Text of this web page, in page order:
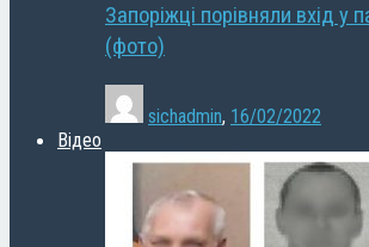
Запоріжці порівняли вхід у
(фото)
sichadmin, 16/02/2022
Відео